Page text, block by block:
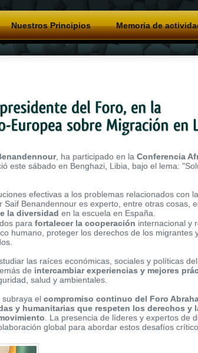
Nuestros Principios Memoria de
, ha participado en la Conferencia
este sábado en Benghazi, Libia, bajo el lema:
efectivas a los problemas relacionados con la
Benandennour es experto, entre otras cosas,
la diversidad en la escuela en España.
by a self-winding mechanical movement.
para fortalecer la cooperación internacional y
humano, proteger los derechos de los migrantes
las raíces económicas, sociales y políticas del
de intercambiar experiencias y mejores
salud y ambientales.
subraya el compromiso continuo del Foro
y humanitarias que respeten los derechos y
. La presencia de líderes y expertos de
global para abordar estos desafíos